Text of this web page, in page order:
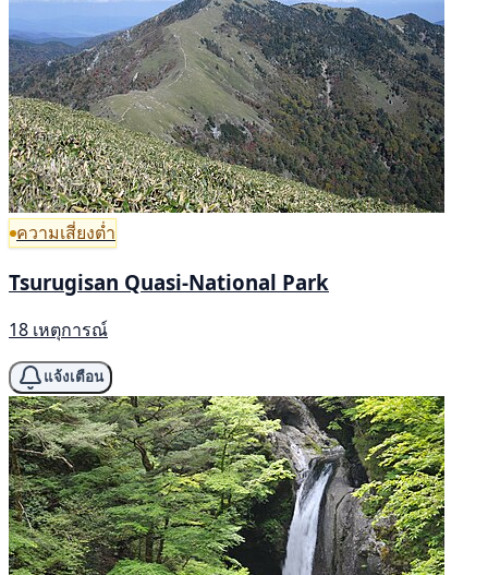
ความเสี่ยงต่ำ
Tsurugisan Quasi-National Park
18 เหตุการณ์
แจ้งเตือน